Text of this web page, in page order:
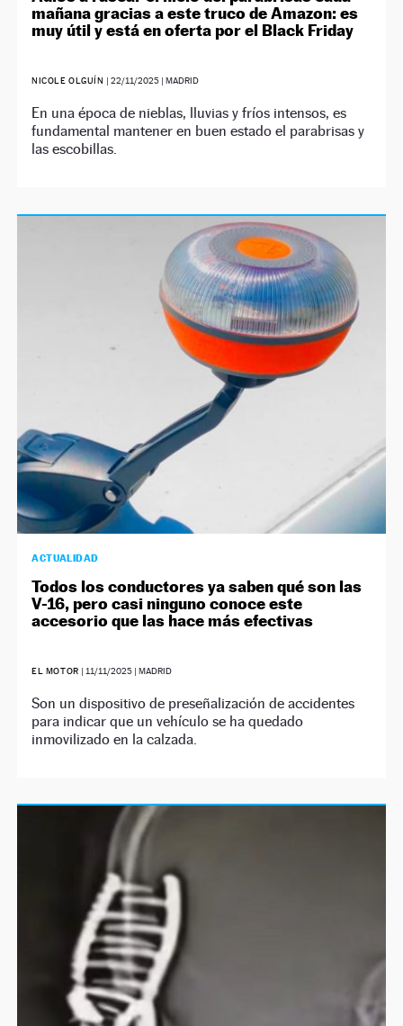
mañana gracias a este truco de Amazon: es
muy útil y está en oferta por el Black Friday
NICOLE OLGUÍN | 22/11/2025| MADRID
En una época de nieblas, lluvias y fríos intensos, es
fundamental mantener en buen estado el parabrisas y
las escobillas.
ACTUALIDAD
Todos los conductores ya saben qué son las
V-16, pero casi ninguno conoce este
accesorio que las hace más efectivas
EL MOTOR | 11/11/2025| MADRID
Son un dispositivo de preseñalización de accidentes
para indicar que un vehículo se ha quedado
inmovilizado en la calzada.